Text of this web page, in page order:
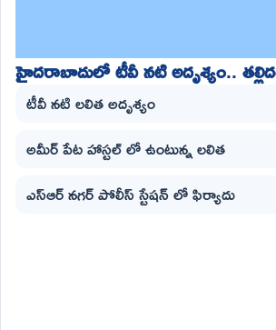
హైదరాబాదులో టీవీ నటి అదృశ్యం..
టీవీ నటి లలిత అదృశ్యం
అమీర్ పేట హాస్టల్ లో ఉంటున్న లలిత
ఎస్ఆర్ నగర్ పోలీస్ స్టేషన్ లో ఫిర్యాదు